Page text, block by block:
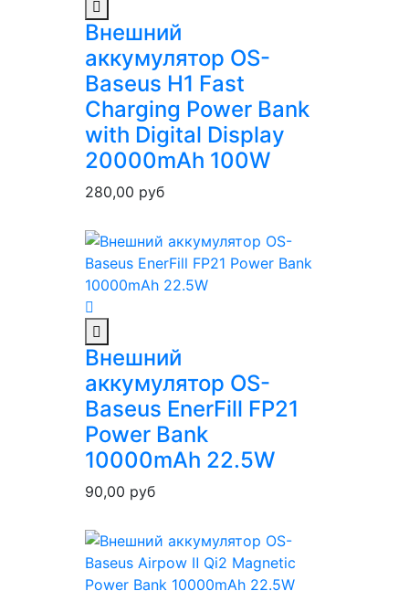
Внешний
аккумулятор OS-
Baseus H1 Fast
Charging Power Bank
with Digital Display
20000mAh 100W
280,00 руб
Внешний
аккумулятор OS-
Baseus EnerFill FP21
Power Bank
10000mAh 22.5W
90,00 руб